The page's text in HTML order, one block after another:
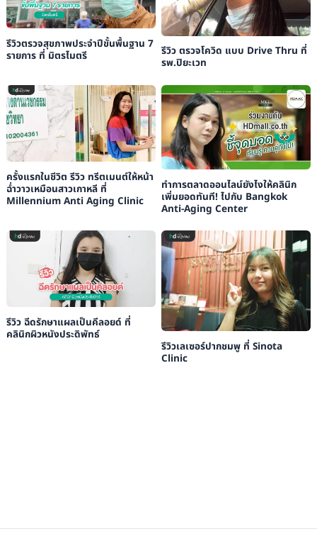
รีวิวตรวจสุขภาพประจำปีขั้นพื้นฐาน 7
รายการ ที่ มิตรไมตรี
รีวิว ตรวจโควิด แบบ Drive Thru ที่
รพ.ปิยะเวท
ครั้งแรกในชีวิต รีวิว ทรีตเมนต์ให้หน้า
ฉ่ำวาวเหมือนสาวเกาหลี ที่
Millennium Anti Aging Clinic
ทำการตลาดออนไลน์ยังไงให้คลินิก
เพิ่มยอดทันที! ไปกับ Bangkok
Anti-Aging Center
รีวิว ฉีดรักษาแผลเป็นคีลอยด์ ที่
คลินิกผิวหนังประดิพัทธ์
รีวิวเลเซอร์ปากชมพู ที่ Sinota
Clinic